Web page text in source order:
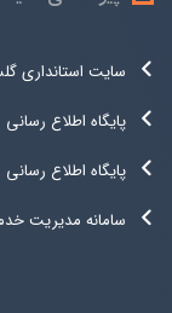
سایت استانداری
پایگاه اطلاع
پایگاه اطلاع
سامانه مدیریت